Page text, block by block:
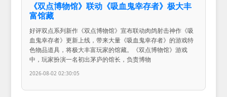
《双点博物馆》联动《吸血鬼幸存者》极大丰
富馆藏
好评双点系列新作《双点博物馆》宣布联动肉鸽射击神作《吸
血鬼幸存者》更新上线，带来大量《吸血鬼幸存者》的游戏特
色物品道具，将极大丰富玩家的馆藏。《双点博物馆》游戏
中，玩家扮演一名初出茅庐的馆长，负责博物
2026-08-02 02:30:05